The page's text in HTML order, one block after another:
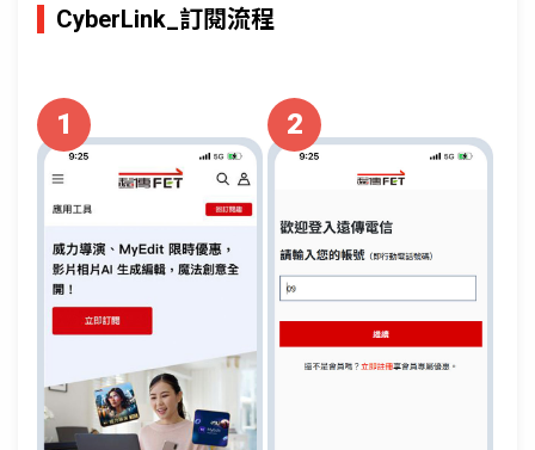
CyberLink_訂閱流程
1 2